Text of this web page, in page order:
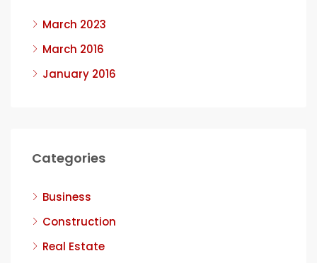
March 2023
March 2016
January 2016
Categories
Business
Construction
Real Estate